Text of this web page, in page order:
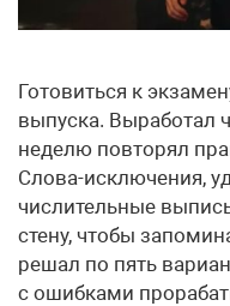
Готовиться к
выпуска. Выработал
неделю повторял
Слова-исключения,
числительные
стену, чтобы
решал по пять
с ошибками